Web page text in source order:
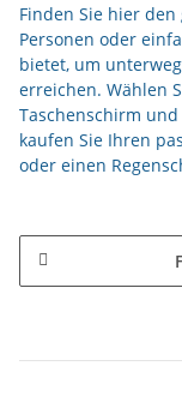
Finden Sie hier
Personen oder
bietet, um
erreichen. Wählen
Taschenschirm
kaufen Sie Ihren
oder einen